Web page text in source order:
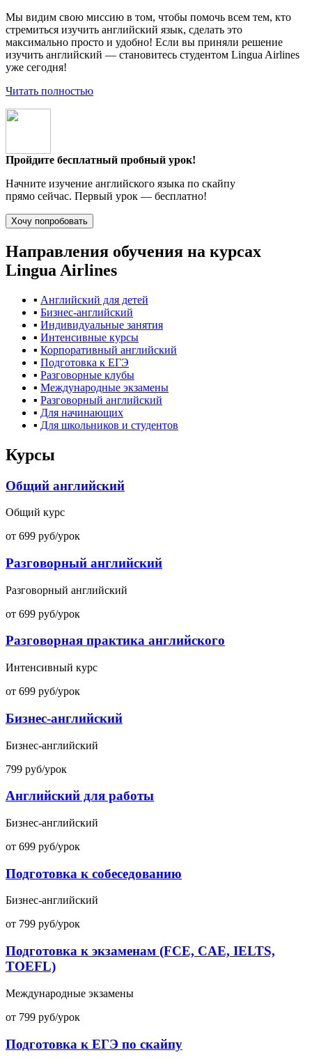
Мы видим свою миссию в том, чтобы помочь всем тем, кто
стремиться изучить английский язык, сделать это
максимально просто и удобно! Если вы приняли решение
изучить английский — становитесь студентом Lingua Airlines
уже сегодня!
Читать полностью
Пройдите бесплатный пробный урок!
Начните изучение английского языка по скайпу
прямо сейчас. Первый урок — бесплатно!
Направления обучения на курсах
Lingua Airlines
▪ Английский для детей
▪ Бизнес-английский
▪ Индивидуальные занятия
▪ Интенсивные курсы
▪ Корпоративный английский
▪ Подготовка к ЕГЭ
▪ Разговорные клубы
▪ Международные экзамены
▪ Разговорный английский
▪ Для начинающих
▪ Для школьников и студентов
Курсы
Общий английский
Общий курс
от 699 руб/урок
Разговорный английский
Разговорный английский
от 699 руб/урок
Разговорная практика английского
Интенсивный курс
от 699 руб/урок
Бизнес-английский
Бизнес-английский
799 руб/урок
Английский для работы
Бизнес-английский
от 699 руб/урок
Подготовка к собеседованию
Бизнес-английский
от 799 руб/урок
Подготовка к экзаменам (FCE, CAE, IELTS,
TOEFL)
Международные экзамены
от 799 руб/урок
Подготовка к ЕГЭ по скайпу